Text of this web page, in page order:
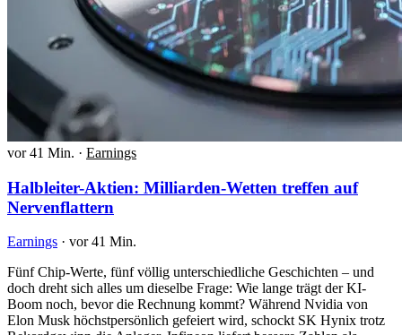
vor 41 Min. · Earnings
Halbleiter-Aktien: Milliarden-Wetten treffen auf
Nervenflattern
Earnings · vor 41 Min.
Fünf Chip-Werte, fünf völlig unterschiedliche Geschichten – und
doch dreht sich alles um dieselbe Frage: Wie lange trägt der KI-
Boom noch, bevor die Rechnung kommt? Während Nvidia von
Elon Musk höchstpersönlich gefeiert wird, schockt SK Hynix trotz